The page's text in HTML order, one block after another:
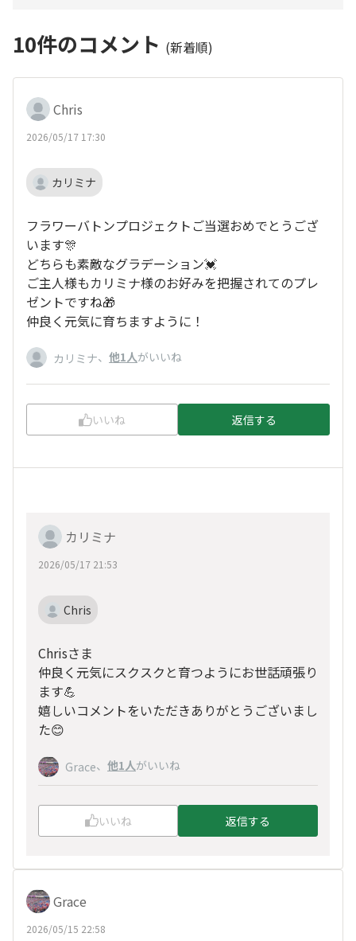
10件のコメント (新着順)
Chris
2026/05/17 17:30
カリミナ
フラワーバトンプロジェクトご当選おめでとうござ
います🎊
どちらも素敵なグラデーション💓
ご主人様もカリミナ様のお好みを把握されてのプレ
ゼントですね🎁
仲良く元気に育ちますように！
カリミナ、 他1人がいいね
いいね 返信する
カリミナ
2026/05/17 21:53
Chris
Chrisさま
仲良く元気にスクスクと育つようにお世話頑張り
ます💪
嬉しいコメントをいただきありがとうございまし
た😊
Grace、 他1人がいいね
いいね 返信する
Grace
2026/05/15 22:58